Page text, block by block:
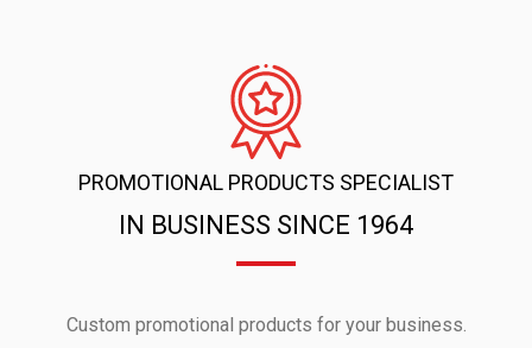
PROMOTIONAL PRODUCTS SPECIALIST
IN BUSINESS SINCE 1964
Custom promotional products for your business.